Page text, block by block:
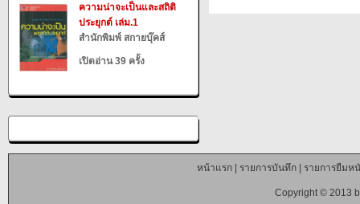
ความน่าจะเป็นและสถิติ
ประยุกต์ เล่ม.1
สำนักพิมพ์ สกายบุ๊คส์
เปิดอ่าน 39 ครั้ง
หน้าแรก| รายการบันทึก| รายการยืมห
Copyright © 2013